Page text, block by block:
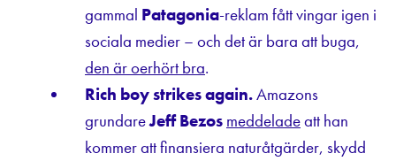
gammal Patagonia-reklam fått vingar igen i
sociala medier – och det är bara att buga,
den är oerhört bra.
Rich boy strikes again.Amazons
grundareJeff Bezos meddeladeatt han
kommer att finansiera naturåtgärder, skydd